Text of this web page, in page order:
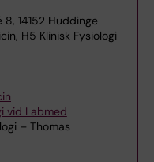
14152 Huddinge
H5 Klinisk Fysiologi
vid Labmed
– Thomas